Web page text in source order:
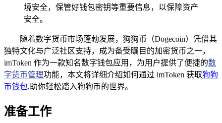
境安全，保管好钱包密钥等重要信息，以保障资产
安全。
随着数字货币市场蓬勃发展，狗狗币（Dogecoin）凭借其
独特文化与广泛社区支持，成为备受瞩目的加密货币之一，
imToken 作为一款知名数字钱包应用，为用户提供了便捷的数
字货币管理功能，本文将详细介绍如何通过 imToken 获取狗狗
币钱包,助你轻松踏入狗狗币的世界。
准备工作